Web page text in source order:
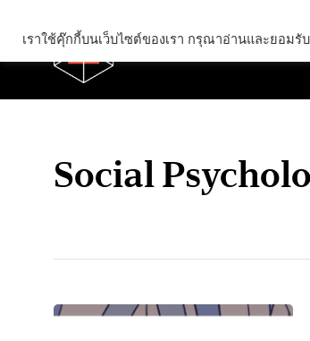
Social
เราใช้คุ๊กกี้บนเว็บไซต์ของเรา กรุณาอ่านและยอมรับ